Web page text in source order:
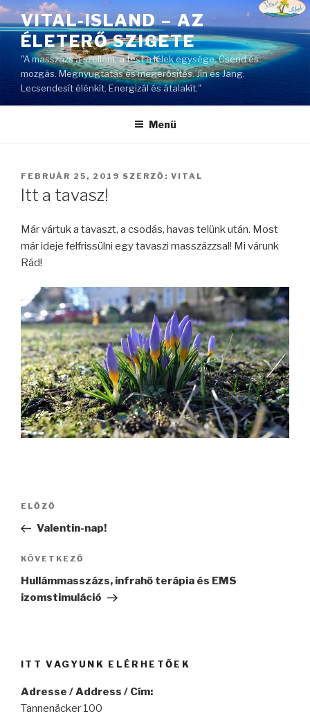
Tartalomhoz
VITAL-ISLAND – AZ
ÉLETERŐ SZIGETE
"A masszázs a szellem, a test a lélek egysége. Csend és
mozgás. Megnyugtatás és megerősítés. Jin és Jang.
Lecsendesít élénkít. Energizál és átalakít."
Menü
BEKÜLDVE:
FEBRUÁR 25, 2019 SZERZŐ: VITAL
Itt a tavasz!
Már vártuk a tavaszt, a csodás, havas telünk után. Most
már ideje felfrissülni egy tavaszi masszázzsal! Mi várunk
Rád!
Bejegyzés
Korábbi
bejegyzés
ELŐZŐ
Valentin-nap!
Következő
bejegyzés
KÖVETKEZŐ
Hullámmasszázs, infrahő terápia és EMS
izomstimuláció
ITT VAGYUNK ELÉRHETŐEK
Adresse / Address / Cím:
Tannenäcker 100